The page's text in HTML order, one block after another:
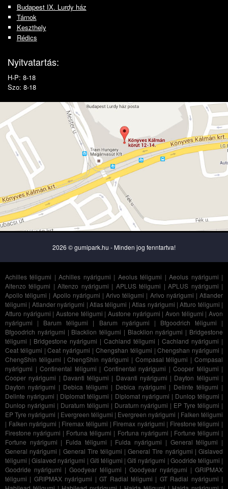
Budapest IX. Lurdy ház
Tárnok
Keszthely
Rédics
Nyitvatartás:
H-P: 8-18
Szo: 8-18
2026 © gumipark.hu - Minden jog fenntartva!
Achilles téligumi |Achilles nyárigumi | Aeolus téligumi |Aeolus nyárigumi |
Altenzo téligumi |Altenzo nyárigumi | APLUS téligumi |APLUS nyárigumi |
Apollo téligumi | Apollo nyárigumi |Arivo téligumi | Arivo nyárigumi |Atlander
téligumi | Atlander nyárigumi | Atlas téligumi |Atlas nyárigumi |Atturo téligumi |
Atturo nyárigumi |Austone téligumi |Austone nyárigumi |Avon téligumi |Avon
nyárigumi | Barum téligumi | Barum nyárigumi | Bfgoodrich téligumi |
Bfgoodrich nyárigumi | Blacklion téligumi | Blacklion nyárigumi | Bridgestone
téligumi | Bridgestone nyárigumi | Cachland téligumi | Cachland nyárigumi |
Ceat téligumi |Ceat nyárigumi | Chengshan téligumi |Chengshan nyárigumi |
ChengShin téligumi |ChengShin nyárigumi | Compasal téligumi |Compasal
nyárigumi | Continental téligumi | Continental nyárigumi | Cooper téligumi |
Cooper nyárigumi | Davanti téligumi | Davanti nyárigumi | Dayton téligumi |
Dayton nyárigumi | Debica téligumi | Debica nyárigumi | Delinte téligumi |
Delinte nyárigumi | Diplomat téligumi | Diplomat nyárigumi | Dunlop téligumi |
Dunlop nyárigumi | Duraturn téligumi | Duraturn nyárigumi | EP Tyre téligumi |
EP Tyre nyárigumi | Evergreen téligumi | Evergreen nyárigumi | Falken téligumi
| Falken nyárigumi | Firemax téligumi | Firemax nyárigumi | Firestone téligumi |
Firestone nyárigumi | Fortuna téligumi | Fortuna nyárigumi | Fortune téligumi |
Fortune nyárigumi | Fulda téligumi | Fulda nyárigumi | General téligumi |
General nyárigumi | General Tire téligumi |General Tire nyárigumi |Gislaved
téligumi |Gislaved nyárigumi | Giti téligumi |Giti nyárigumi | Goodride téligumi |
Goodride nyárigumi | Goodyear téligumi | Goodyear nyárigumi | GRIPMAX
téligumi | GRIPMAX nyárigumi |GT Radial téligumi | GT Radial nyárigumi |